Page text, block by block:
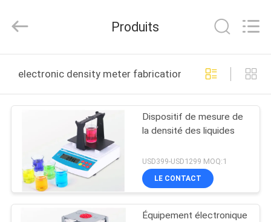
DES
PRODUITS
SUJET
DE
Reserved.
Developed
Produits
electronic density meter fabrication en ligne
Dispositif de mesure de
la densité des liquides
USD399-USD1299 MOQ:1
LE CONTACT
Équipement électronique